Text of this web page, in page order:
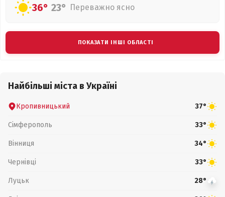
36° 23° Переважно ясно
ПОКАЗАТИ ІНШІ ОБЛАСТІ
Найбільші міста в Україні
Кропивницький 37°
Сімферополь 33°
Вінниця 34°
Чернівці 33°
Луцьк 28°